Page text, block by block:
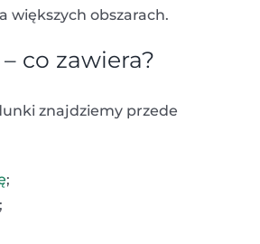
większych obszarach.
co zawiera?
znajdziemy przede
;
;